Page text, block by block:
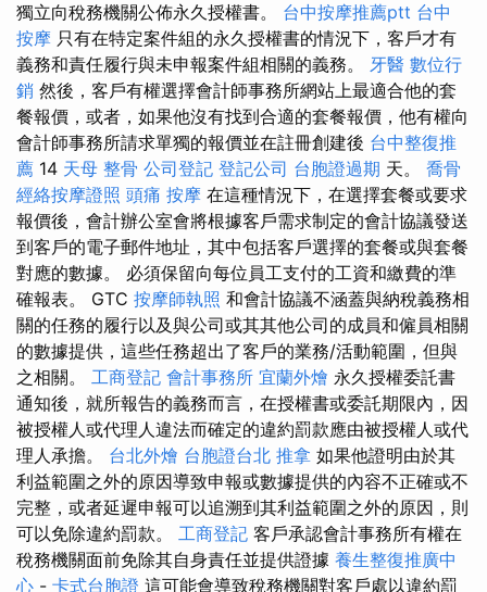
獨立向稅務機關公佈永久授權書。 台中按摩推薦ptt 台中
按摩 只有在特定案件組的永久授權書的情況下，客戶才有
義務和責任履行與未申報案件組相關的義務。 牙醫 數位行
銷 然後，客戶有權選擇會計師事務所網站上最適合他的套
餐報價，或者，如果他沒有找到合適的套餐報價，他有權向
會計師事務所請求單獨的報價並在註冊創建後 台中整復推
薦 14 天母 整骨 公司登記 登記公司 台胞證過期 天。 喬骨
經絡按摩證照 頭痛 按摩 在這種情況下，在選擇套餐或要求
報價後，會計辦公室會將根據客戶需求制定的會計協議發送
到客戶的電子郵件地址，其中包括客戶選擇的套餐或與套餐
對應的數據。 必須保留向每位員工支付的工資和繳費的準
確報表。 GTC 按摩師執照 和會計協議不涵蓋與納稅義務相
關的任務的履行以及與公司或其其他公司的成員和僱員相關
的數據提供，這些任務超出了客戶的業務/活動範圍，但與
之相關。 工商登記 會計事務所 宜蘭外燴 永久授權委託書
通知後，就所報告的義務而言，在授權書或委託期限內，因
被授權人或代理人違法而確定的違約罰款應由被授權人或代
理人承擔。 台北外燴 台胞證台北 推拿 如果他證明由於其
利益範圍之外的原因導致申報或數據提供的內容不正確或不
完整，或者延遲申報可以追溯到其利益範圍之外的原因，則
可以免除違約罰款。 工商登記 客戶承認會計事務所有權在
稅務機關面前免除其自身責任並提供證據 養生整復推廣中
心 - 卡式台胞證 這可能會導致稅務機關對客戶處以違約罰